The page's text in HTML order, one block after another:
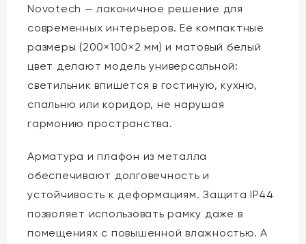
Novotech — лаконичное решение для
современных интерьеров. Её компактные
размеры (200×100×2 мм) и матовый белый
цвет делают модель универсальной:
светильник впишется в гостиную, кухню,
спальню или коридор, не нарушая
гармонию пространства.
Арматура и плафон из металла
обеспечивают долговечность и
устойчивость к деформациям. Защита IP44
позволяет использовать рамку даже в
помещениях с повышенной влажностью. А